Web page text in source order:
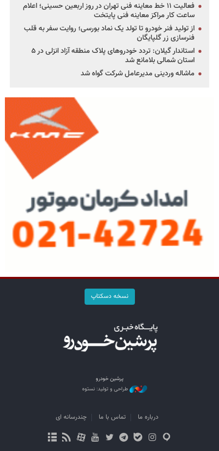
فعالیت ۱۱ خط معاینه فنی تهران در روز اربعین حسینی؛ اعلام
ساعت کار مراکز معاینه فنی پایتخت
از تولید فنر خودرو تا تولد یک نماد بورسی؛ روایت سفر به قلب
فنرسازی زر گلپایگان
استاندار گیلان: تردد خودروهای پلاک منطقه آزاد انزلی در ۵
استان شمالی بلامانع شد
ماشاله وردینی مدیرعامل شرکت گواه شد
نسخه دسکتاپ
پرشین خودرو
طراحی و تولید: نستوه
درباره ما تماس با ما چندرسانه ای